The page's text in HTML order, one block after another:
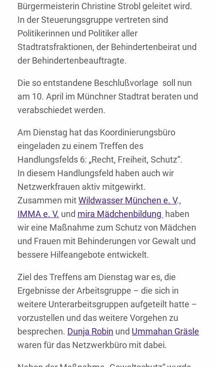
Bürgermeisterin Christine Strobl geleitet wird.
In der Steuerungsgruppe vertreten sind
Politikerinnen und Politiker aller
Stadtratsfraktionen, der Behindertenbeirat und
der Behindertenbeauftragte.
Die so entstandene Beschlußvorlage soll nun
am 10. April im Münchner Stadtrat beraten und
verabschiedet werden.
Am Dienstag hat das Koordinierungsbüro
eingeladen zu einem Treffen des
Handlungsfelds 6: „Recht, Freiheit, Schutz“.
In diesem Handlungsfeld haben auch wir
Netzwerkfrauen aktiv mitgewirkt.
Zusammen mitWildwasser München e. V.,
IMMA e. V. und mira Mädchenbildung haben
wir eine Maßnahme zum Schutz von Mädchen
und Frauen mit Behinderungen vor Gewalt und
bessere Hilfeangebote entwickelt.
Ziel des Treffens am Dienstag war es, die
Ergebnisse der Arbeitsgruppe – die sich in
weitere Unterarbeitsgruppen aufgeteilt hatte –
vorzustellen und das weitere Vorgehen zu
besprechen. Dunja Robin und Ummahan Gräsle
waren für das Netzwerkbüro mit dabei.